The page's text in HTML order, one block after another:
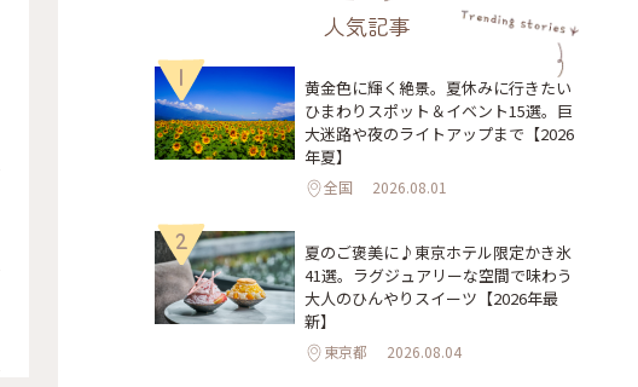
人気記事
1
黄金色に輝く絶景。夏休みに行きたい
ひまわりスポット＆イベント15選。巨
大迷路や夜のライトアップまで【2026
年夏】
全国 2026.08.01
2
夏のご褒美に♪東京ホテル限定かき氷
41選。ラグジュアリーな空間で味わう
大人のひんやりスイーツ【2026年最
新】
東京都 2026.08.04